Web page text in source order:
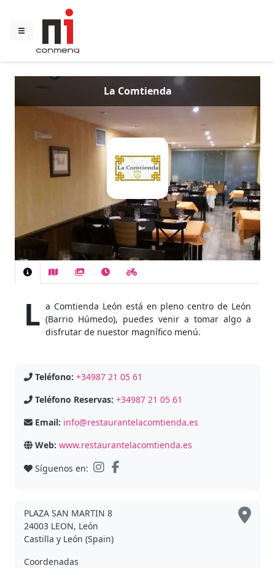
La Comtienda
L a Comtienda León está en pleno centro de León
(Barrio Húmedo), puedes venir a tomar algo a
disfrutar de nuestor magnífico menú.
Teléfono: +34987 21 05 61
Teléfono Reservas: +34987 21 05 61
Email: info@restaurantelacomtienda.es
Web: www.restaurantelacomtienda.es
Síguenos en:
PLAZA SAN MARTIN 8
24003 LEON, León
Castilla y León (Spain)
Coordenadas